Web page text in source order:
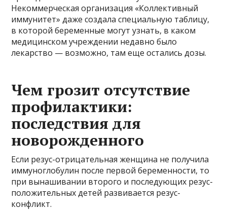
Некоммерческая организация «Коллективный
иммунитет» даже создала специальную таблицу,
в которой беременные могут узнать, в каком
медицинском учреждении недавно было
лекарство — возможно, там еще остались дозы.
Чем грозит отсутствие
профилактики:
последствия для
новорожденного
Если резус-отрицательная женщина не получила
иммуноглобулин после первой беременности, то
при вынашивании второго и последующих резус-
положительных детей развивается резус-
конфликт.